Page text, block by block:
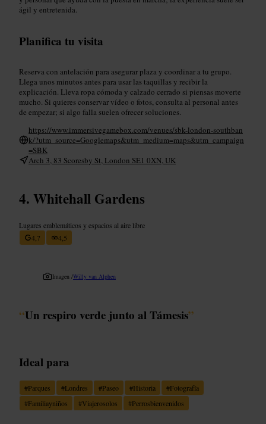
ágil y entretenida.
Planifica tu visita
Reserva con antelación para asegurar plaza y coordinar a tu grupo.
Llega unos minutos antes para usar las taquillas y recibir la
explicación. Lleva ropa cómoda y calzado cerrado si piensas moverte
mucho. Si quieres conservar vídeo o fotos, consulta al personal antes
de empezar; si algo falla suelen ofrecer soluciones.
https://www.immersivegamebox.com/venues/sbk-london-southban
k/?utm_source=Googlemaps&utm_medium=maps&utm_campaign
=SBK
Arch 3, 83 Scoresby St, London SE1 0XN, UK
Whitehall Gardens
Lugares emblemáticos y espacios al aire libre
4,7
4,5
Imagen /Willy van Alphen
“Un respiro verde junto al Támesis”
Ideal para
#Parques #Londres #Paseo #Historia #Fotografía
#Familiayniños #Viajerosolos #Perrosbienvenidos